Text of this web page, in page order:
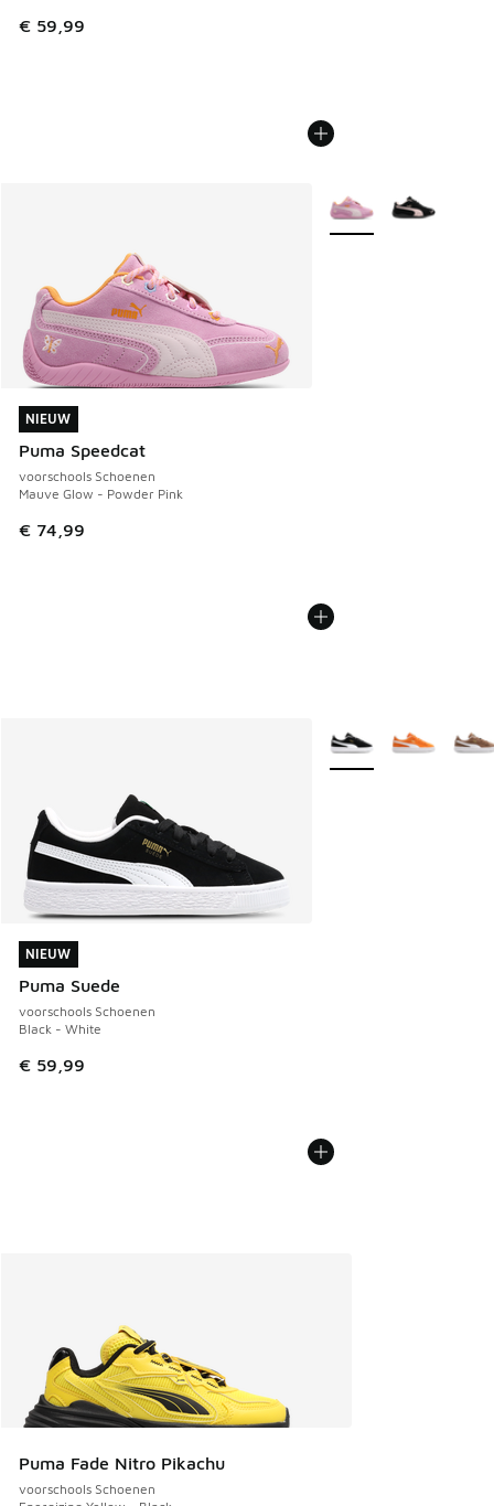
€ 59,99
NIEUW
Puma Speedcat
voorschools Schoenen
Mauve Glow - Powder Pink
€ 74,99
NIEUW
Meer kleuren
NIEUW
Puma Suede
voorschools Schoenen
Black - White
€ 59,99
NIEUW
Meer kleuren
Puma Fade Nitro Pikachu
voorschools Schoenen